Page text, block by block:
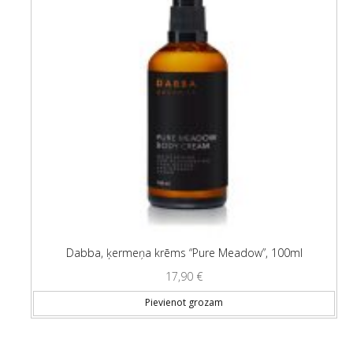
Dabba, ķermeņa krēms “Pure Meadow”, 100ml
17,90 €
Pievienot grozam